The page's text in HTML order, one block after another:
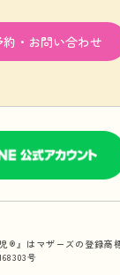
約・お問い合わせ
®』はマザーズの登録商
号